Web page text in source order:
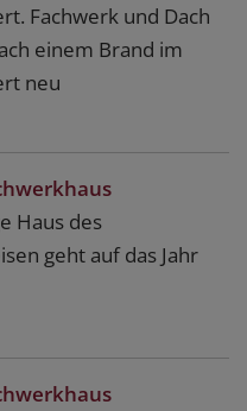
Fachwerk und Dach
einem Brand im
neu
Haus des
geht auf das Jahr